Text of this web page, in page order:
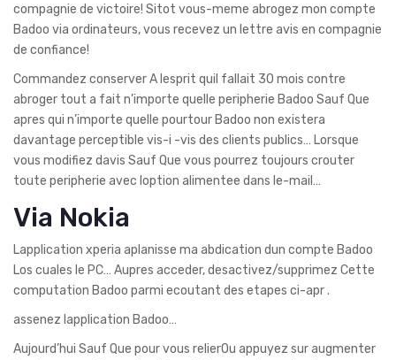
compagnie de victoire! Sitot vous-meme abrogez mon compte
Badoo via ordinateurs, vous recevez un lettre avis en compagnie
de confiance!
Commandez conserver A lesprit quil fallait 30 mois contre
abroger tout a fait n’importe quelle peripherie Badoo Sauf Que
apres qui n’importe quelle pourtour Badoo non existera
davantage perceptible vis-i -vis des clients publics… Lorsque
vous modifiez davis Sauf Que vous pourrez toujours crouter
toute peripherie avec loption alimentee dans le-mail…
Via Nokia
Lapplication xperia aplanisse ma abdication dun compte Badoo
Los cuales le PC… Aupres acceder, desactivez/supprimez Cette
computation Badoo parmi ecoutant des etapes ci-apr .
assenez lapplication Badoo…
Aujourd’hui Sauf Que pour vous relierOu appuyez sur augmenter